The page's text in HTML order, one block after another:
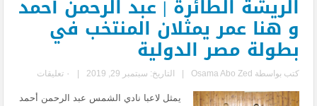
الريشة الطائرة | عبد الرحمن أحمد
و هنا عمر يمثلان المنتخب في
بطولة مصر الدولية
كتب بواسطة Osama Abo Zed التاريخ: سبتمبر 29, 2019 ٠ تعليقات
يمثل لاعبا نادي الشمس عبد الرحمن أحمد